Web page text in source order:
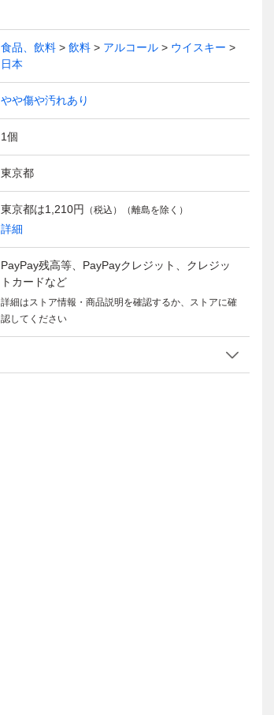
食品、飲料 飲料 アルコール
ウイスキー
日本
やや傷や汚れあり
1個
東京都
東京都は1,210円 （税込）（離島を除く）
詳細
PayPay残高等、PayPayクレジット、クレジッ
トカードなど
詳細はストア情報・商品説明を確認するか、ストアに確
認してください